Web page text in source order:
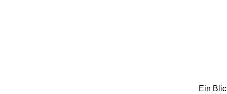
Ein